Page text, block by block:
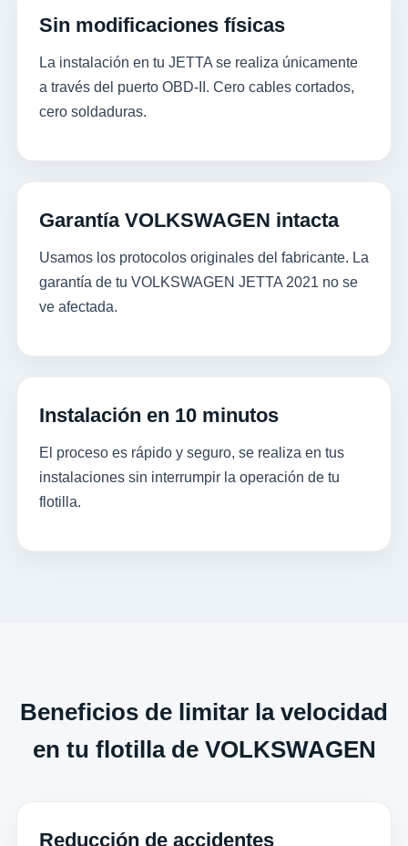
Sin modificaciones físicas
La instalación en tu JETTA se realiza únicamente
a través del puerto OBD-II. Cero cables cortados,
cero soldaduras.
Garantía VOLKSWAGEN intacta
Usamos los protocolos originales del fabricante. La
garantía de tu VOLKSWAGEN JETTA 2021 no se
ve afectada.
Instalación en 10 minutos
El proceso es rápido y seguro, se realiza en tus
instalaciones sin interrumpir la operación de tu
flotilla.
Beneficios de limitar la velocidad
en tu flotilla de VOLKSWAGEN
Reducción de accidentes